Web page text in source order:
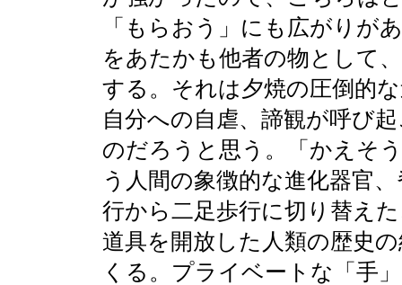
「もらおう」にも広がりが
をあたかも他者の物として
する。それは夕焼の圧倒的
自分への自虐、諦観が呼び
のだろうと思う。「かえそ
う人間の象徴的な進化器官
行から二足歩行に切り替え
道具を開放した人類の歴史
くる。プライベートな「手